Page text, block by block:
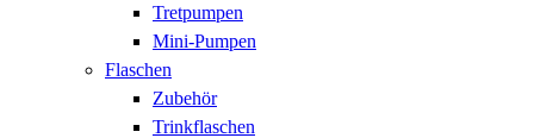
Tretpumpen
Mini-Pumpen
Flaschen
Zubehör
Trinkflaschen